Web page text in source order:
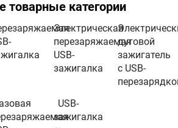
товарные категории
Электрическая
перезаряжаемая
USB-
зажигалка
дуговой
зажигатель
с USB-
USB-
зажигалка